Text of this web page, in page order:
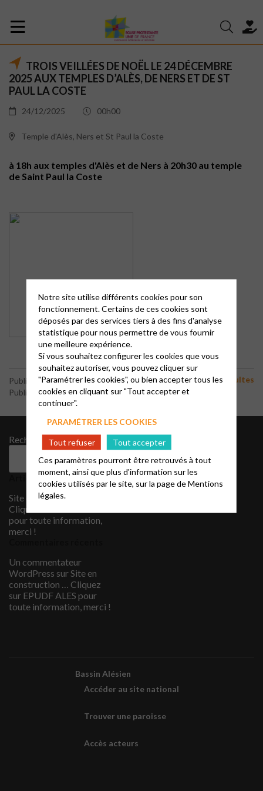
TROIS VEILLÉES DE NOËL LE 24 DÉCEMBRE
2025 AUX TEMPLES D’ALÈS, DE NERS ET DE ST
PAUL LA COSTE
24/12/2025 00h00
Temple d'Alès, Ners et St Paul la Coste
à 18h aux temples d'Alès et de Ners à 20h30 au temple
de Saint Paul la Coste
Publié le 1 décembre 2025
Publié par le webmaster
Cultes
Rechercher
Rechercher
Articles récents
Site en construction …
Cliquez sur EPUDF ALES
pour toute information,
merci !
Un commentateur
WordPress surSite en
construction … Cliquez
sur EPUDF ALES pour
toute information, merci !
Archives
août 2022
Catégories
CIMADE
Bassin Alésien
Accéder au site national
Trouver une paroisse
Accès acteurs
Notre site utilise différents cookies pour son
fonctionnement. Certains de ces cookies sont
déposés par des services tiers à des fins d'analyse
statistique pour nous permettre de vous fournir
une meilleure expérience.
Si vous souhaitez configurer les cookies que vous
souhaitez autoriser, vous pouvez cliquer sur
"Paramétrer les cookies", ou bien accepter tous les
cookies en cliquant sur "Tout accepter et
continuer".
PARAMÉTRER LES COOKIES
Tout refuser
Tout accepter
Ces paramètres pourront être retrouvés à tout
moment, ainsi que plus d'information sur les
cookies utilisés par le site, sur la page deMentions
légales.